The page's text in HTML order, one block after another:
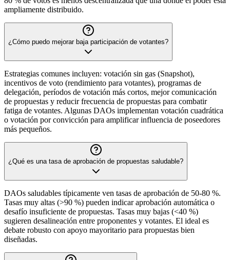
ampliamente distribuido.
¿Cómo puedo mejorar baja participación de votantes?
Estrategias comunes incluyen: votación sin gas (Snapshot),
incentivos de voto (rendimiento para votantes), programas de
delegación, períodos de votación más cortos, mejor comunicación
de propuestas y reducir frecuencia de propuestas para combatir
fatiga de votantes. Algunas DAOs implementan votación cuadrática
o votación por convicción para amplificar influencia de poseedores
más pequeños.
¿Qué es una tasa de aprobación de propuestas saludable?
DAOs saludables típicamente ven tasas de aprobación de 50-80 %.
Tasas muy altas (>90 %) pueden indicar aprobación automática o
desafío insuficiente de propuestas. Tasas muy bajas (<40 %)
sugieren desalineación entre proponentes y votantes. El ideal es
debate robusto con apoyo mayoritario para propuestas bien
diseñadas.